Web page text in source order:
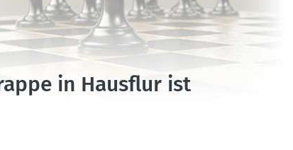
in Hausflur ist